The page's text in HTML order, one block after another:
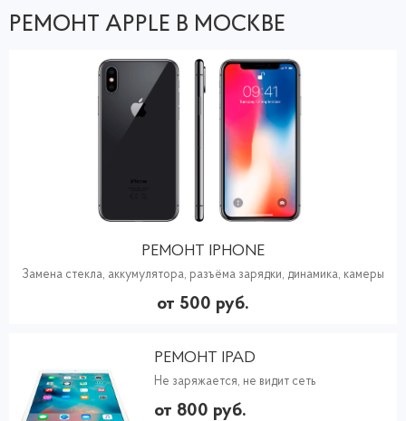
РЕМОНТ APPLE В МОСКВЕ
РЕМОНТ IPHONE
Замена стекла, аккумулятора, разъёма зарядки, динамика, камеры
от 500 руб.
РЕМОНТ IPAD
Не заряжается, не видит сеть
от 800 руб.